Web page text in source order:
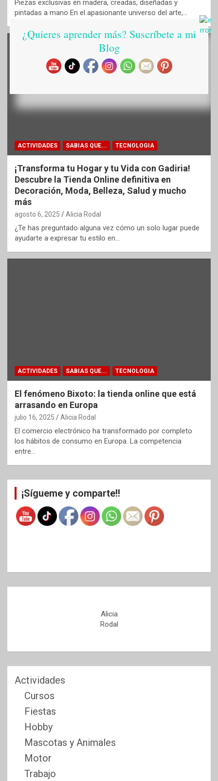
Piezas exclusivas en madera, creadas, diseñadas y
pintadas a mano En el apasionante universo del arte,…
ACTIVIDADES SABIAS QUE... TECNOLOGIA
¡Transforma tu Hogar y tu Vida con Gadiria!
Descubre la Tienda Online definitiva en
Decoración, Moda, Belleza, Salud y mucho
más
agosto 6, 2025 Alicia Rodal
¿Te has preguntado alguna vez cómo un solo lugar puede
ayudarte a expresar tu estilo en…
ACTIVIDADES SABIAS QUE... TECNOLOGIA
El fenómeno Bixoto: la tienda online que está
arrasando en Europa
julio 16, 2025 Alicia Rodal
El comercio electrónico ha transformado por completo
los hábitos de consumo en Europa. La competencia
entre…
¡Sígueme y comparte!!
Alicia
Rodal
Actividades
Cursos
Fiestas
Hobby
Mascotas y Animales
Motor
Trabajo
¿Quieres aprender más? Suscríbete a mi
Blog